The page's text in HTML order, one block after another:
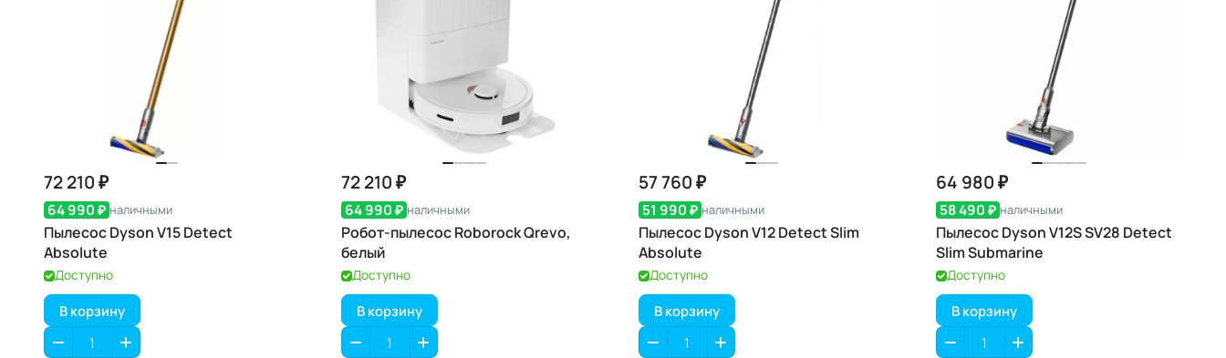
72 210 ₽
64 990 ₽ наличными
Пылесос Dyson V15 Detect
Absolute
Доступно
В корзину
72 210 ₽
64 990 ₽ наличными
Робот-пылесос Roborock Qrevo,
белый
Доступно
В корзину
57 760 ₽
51 990 ₽ наличными
Пылесос Dyson V12 Detect Slim
Absolute
Доступно
В корзину
64 980 ₽
58 490 ₽ наличными
Пылесос Dyson V12S SV28 Detect
Slim Submarine
Доступно
В корзину